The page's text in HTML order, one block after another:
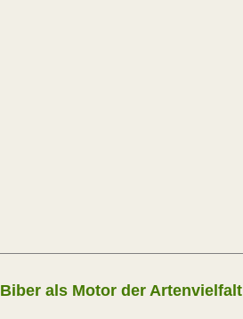
Biber als Motor der Artenvielfalt